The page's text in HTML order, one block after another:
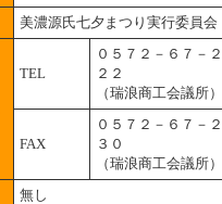
美濃源氏七夕まつり実行委員会
TEL
０５７２－６７－
２２
（瑞浪商工会議所）
FAX
０５７２－６７－
３０
（瑞浪商工会議所）
無し